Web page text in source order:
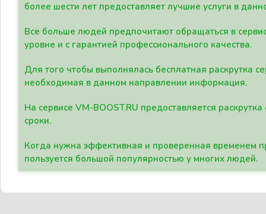
более шести лет предоставляет лучшие услуги в
Все больше людей предпочитают обращаться в
уровне и с гарантией профессионального качества.
Для того чтобы выполнялась бесплатная раскрутка
необходимая в данном направлении информация.
На сервисе VM-BOOST.RU предоставляется
сроки.
Когда нужна эффективная и проверенная временем
пользуется большой популярностью у многих людей.